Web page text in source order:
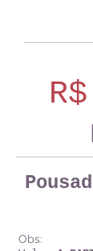
Obs: